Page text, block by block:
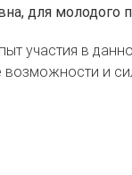
для молодого
участия в
и